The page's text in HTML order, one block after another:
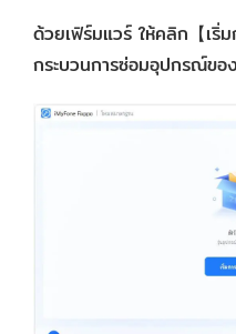
ด้วยเฟิร์มแวร์ ให้คลิก【เริ่
กระบวนการซ่อมอุปกรณ์ข